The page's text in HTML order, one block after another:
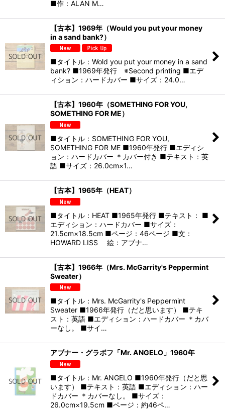
■作：ALAN M…
【古本】1969年（Would you put your money
in a sand bank?）
■タイトル：Wold you put your money in a sand
bank? ■1969年発行 ※Second printing ■エデ
ィション：ハードカバー ■サイズ：24.0…
【古本】1960年（SOMETHING FOR YOU,
SOMETHING FOR ME）
■タイトル：SOMETHING FOR YOU,
SOMETHING FOR ME ■1960年発行 ■エディシ
ョン：ハードカバー ＊カバー付き ■テキスト：英
語 ■サイズ：26.0cm×1…
【古本】1965年（HEAT）
■タイトル：HEAT ■1965年発行 ■テキスト： ■
エディション：ハードカバー ■サイズ：
21.5cm×18.5cm ■ページ：46ページ ■文：
HOWARD LISS 絵：アブナ…
【古本】1966年（Mrs. McGarrity's Peppermint
Sweater）
■タイトル：Mrs. McGarrity's Peppermint
Sweater ■1966年発行（だと思います） ■テキ
スト：英語 ■エディション：ハードカバー ＊カバ
ーなし。 ■サイ…
アブナー・グラボフ「Mr. ANGELO」1960年
■タイトル：Mr. ANGELO ■1960年発行（だと思
います） ■テキスト：英語 ■エディション：ハー
ドカバー ＊カバーなし。 ■サイズ：
26.0cm×19.5cm ■ページ：約46ペ…